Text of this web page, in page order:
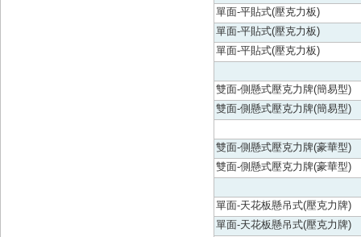
單面-平貼式(壓克力板)
單面-平貼式(壓克力板)
單面-平貼式(壓克力板)
雙面-側懸式壓克力牌(簡易型)
雙面-側懸式壓克力牌(簡易型)
雙面-側懸式壓克力牌(豪華型)
雙面-側懸式壓克力牌(豪華型)
單面-天花板懸吊式(壓克力牌)
單面-天花板懸吊式(壓克力牌)